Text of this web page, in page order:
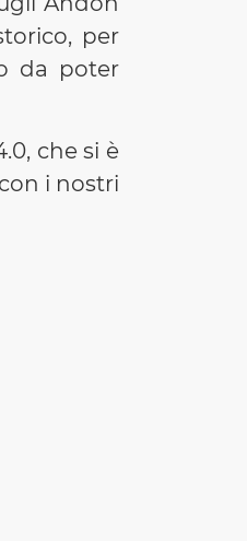
per
da poter
che si è
i nostri